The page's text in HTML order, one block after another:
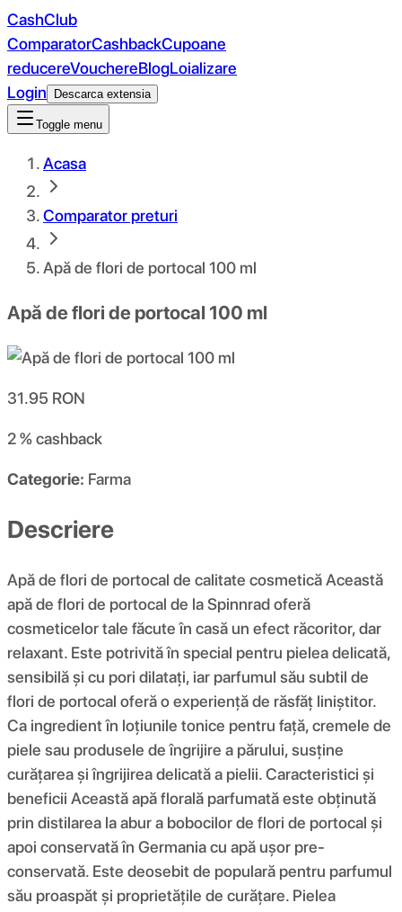
CashClub
ComparatorCashbackCupoane
reducereVouchereBlogLoializare
Login
Descarca extensia
Toggle menu
Acasa
Comparator preturi
Apă de flori de portocal 100 ml
Apă de flori de portocal 100 ml
31.95 RON
2 %cashback
Categorie: Farma
Descriere
Apă de flori de portocal de calitate cosmetică Această
apă de flori de portocal de la Spinnrad oferă
cosmeticelor tale făcute în casă un efect răcoritor, dar
relaxant. Este potrivită în special pentru pielea delicată,
sensibilă și cu pori dilatați, iar parfumul său subtil de
flori de portocal oferă o experiență de răsfăț liniștitor.
Ca ingredient în loțiunile tonice pentru față, cremele de
piele sau produsele de îngrijire a părului, susține
curățarea și îngrijirea delicată a pielii. Caracteristici și
beneficii Această apă florală parfumată este obținută
prin distilarea la abur a bobocilor de flori de portocal și
apoi conservată în Germania cu apă ușor pre-
conservată. Este deosebit de populară pentru parfumul
său proaspăt și proprietățile de curățare. Pielea